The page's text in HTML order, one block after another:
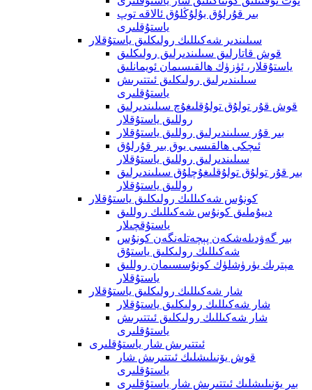
بىر قۇرلۇق بۇلۇڭلۇق ئالاقە توپ
ياستۇقلىرى
سىلىندىر شەكىللىك رولىكلىق ياستۇقلار
قوش قاتارلىق سىلىندىرلىق رولىكلىق
ياستۇقلار، ئۈزۈك ھالقىسىمان ئويمانلىق
سىلىندىرلىق رولىكلىق ئىتتىرىش
ياستۇقلىرى
قوش قۇر تولۇق تولۇقلىغۇچ سىلىندىرلىق
روللىق ياستۇقلار
بىر قۇر سىلىندىرلىق روللىق ياستۇقلار
ئىچكى ھالقىسى يوق بىر قۇرلۇق
سىلىندىرلىق روللىق ياستۇقلار
بىر قۇر تولۇق تولۇقلىغۇچلۇق سىلىندىرلىق
روللىق ياستۇقلار
كونۇس شەكىللىك رولىكلىق ياستۇقلار
دىيۇملىق كونۇس شەكىللىك روللىق
ياستۇقچىلار
بىر گەۋدىلەشكەن پېچەتلەنگەن كونۇس
شەكىللىك رولىكلىق ياستۇق
مېترىك يۈرۈشلۈك كونۇسسىمان روللىق
ياستۇقلار
شار شەكىللىك رولىكلىق ياستۇقلار
شار شەكىللىك رولىكلىق ياستۇقلار
شار شەكىللىك رولىكلىق ئىتتىرىش
ياستۇقلىرى
ئىتتىرىش شار ياستۇقلىرى
قوش يۆنىلىشلىك ئىتتىرىش شار
ياستۇقلىرى
بىر يۆنىلىشلىك ئىتتىرىش شار ياستۇقلىرى